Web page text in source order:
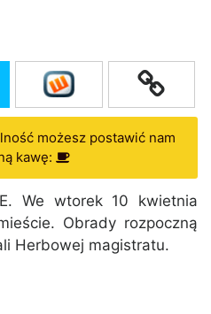
możesz postawić nam
kawę:
We wtorek 10 kwietnia
Obrady rozpoczną
Herbowej magistratu.